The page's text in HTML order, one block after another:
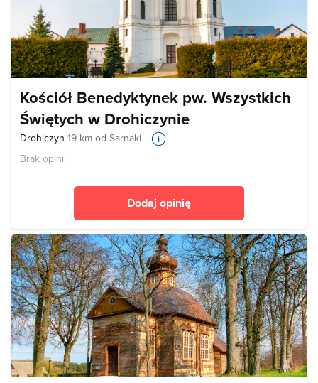
Kościół Benedyktynek pw. Wszystkich
Świętych w Drohiczynie
Drohiczyn 19 km od Sarnaki
Brak opinii
Dodaj opinię